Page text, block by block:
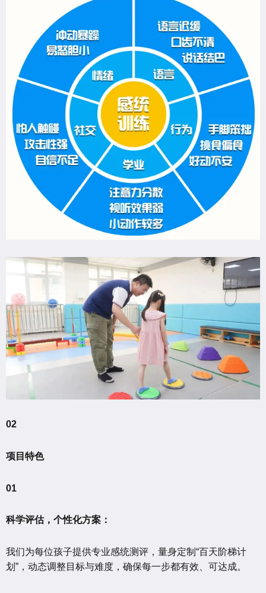
02
项目特色
01
科学评估，个性化方案：
我们为每位孩子提供专业感统测评，量身定制“百天阶梯计
划”，动态调整目标与难度，确保每一步都有效、可达成。